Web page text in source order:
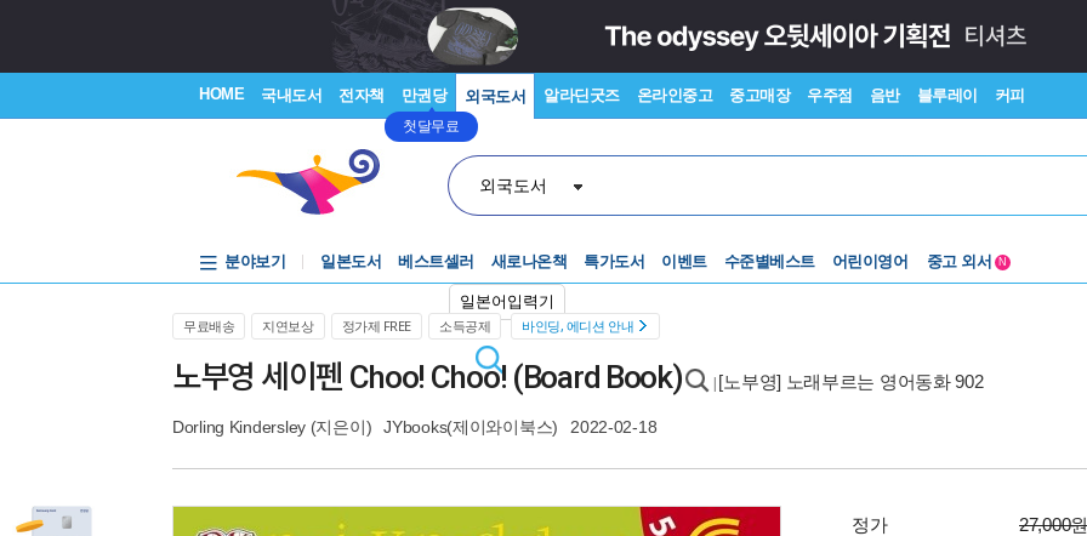
HOME 국내도서 전자책 만권당
첫달무료
외국도서 알라딘굿즈 온라인중고 중고매장 우주점 음반 블루레이 커피
외국도서
일본어입력기
분야보기 일본도서 베스트셀러 새로나온책 특가도서 이벤트
수준별베스트
어린이영어
중고 외서
N
무료배송 지연보상 정가제 FREE 소득공제 바인딩, 에디션 안내
노부영 세이펜 Choo! Choo! (Board Book) [노부영] 노래부르는 영어동화 902
Dorling Kindersley(지은이) JYbooks(제이와이북스) 2022-02-18
정가
27,000원